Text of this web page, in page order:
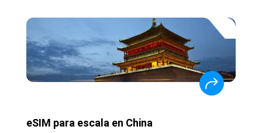
eSIM para escala en China